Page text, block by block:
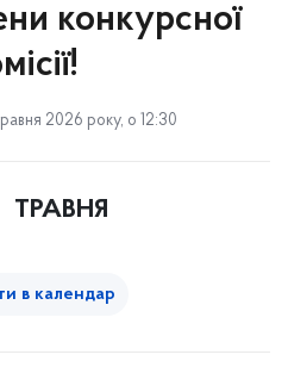
конкурсної
2026 року, о 12:30
ТРАВНЯ
в календар